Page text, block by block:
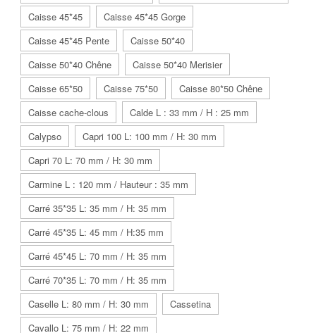
Caisse 45*45
Caisse 45*45 Gorge
Caisse 45*45 Pente
Caisse 50*40
Caisse 50*40 Chêne
Caisse 50*40 Merisier
Caisse 65*50
Caisse 75*50
Caisse 80*50 Chêne
Caisse cache-clous
Calde L : 33 mm / H : 25 mm
Calypso
Capri 100 L: 100 mm / H: 30 mm
Capri 70 L: 70 mm / H: 30 mm
Carmine L : 120 mm / Hauteur : 35 mm
Carré 35*35 L: 35 mm / H: 35 mm
Carré 45*35 L: 45 mm / H:35 mm
Carré 45*45 L: 70 mm / H: 35 mm
Carré 70*35 L: 70 mm / H: 35 mm
Caselle L: 80 mm / H: 30 mm
Cassetina
Cavallo L: 75 mm / H: 22 mm